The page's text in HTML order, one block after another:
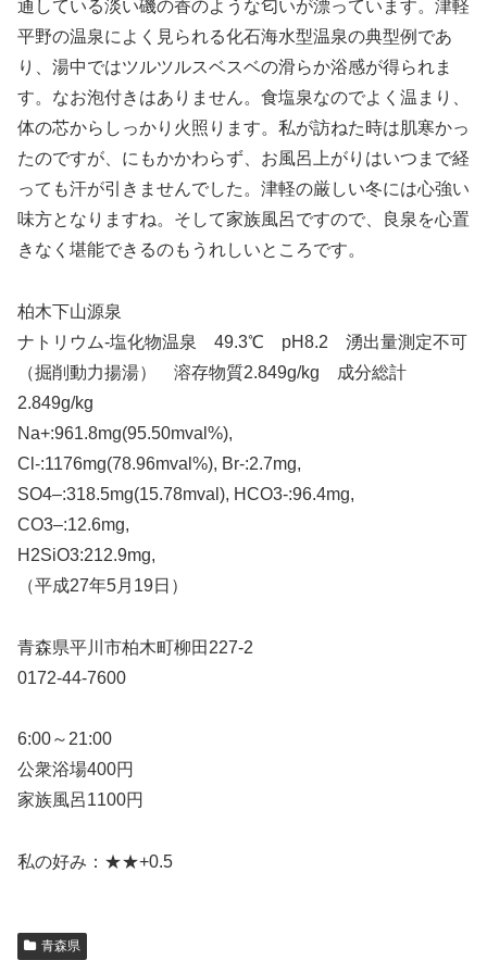
通している淡い磯の香のような匂いが漂っています。津軽
平野の温泉によく見られる化石海水型温泉の典型例であ
り、湯中ではツルツルスベスベの滑らか浴感が得られま
す。なお泡付きはありません。食塩泉なのでよく温まり、
体の芯からしっかり火照ります。私が訪ねた時は肌寒かっ
たのですが、にもかかわらず、お風呂上がりはいつまで経
っても汗が引きませんでした。津軽の厳しい冬には心強い
味方となりますね。そして家族風呂ですので、良泉を心置
きなく堪能できるのもうれしいところです。
柏木下山源泉
ナトリウム-塩化物温泉 49.3℃ pH8.2 湧出量測定不可
（掘削動力揚湯） 溶存物質2.849g/kg 成分総計
2.849g/kg
Na+:961.8mg(95.50mval%),
Cl-:1176mg(78.96mval%), Br-:2.7mg,
SO4–:318.5mg(15.78mval), HCO3-:96.4mg,
CO3–:12.6mg,
H2SiO3:212.9mg,
（平成27年5月19日）
青森県平川市柏木町柳田227-2
0172-44-7600
6:00～21:00
公衆浴場400円
家族風呂1100円
私の好み：★★+0.5
青森県